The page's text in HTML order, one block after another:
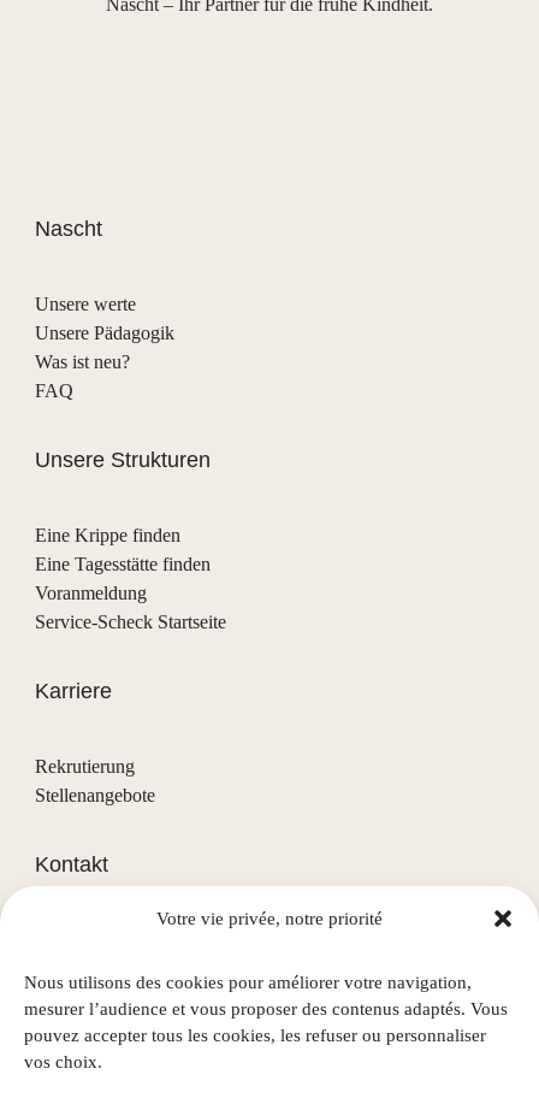
Votre vie privée, notre priorité
Nous utilisons des cookies pour améliorer votre navigation,
mesurer l’audience et vous proposer des contenus adaptés. Vous
pouvez accepter tous les cookies, les refuser ou personnaliser
vos choix.
Nascht – Ihr Partner für die frühe Kindheit.
Nascht
Unsere werte
Unsere Pädagogik
Was ist neu?
FAQ
Unsere Strukturen
Eine Krippe finden
Eine Tagesstätte finden
Voranmeldung
Service-Scheck Startseite
Karriere
Rekrutierung
Stellenangebote
Kontakt
L-3911 Mondercange